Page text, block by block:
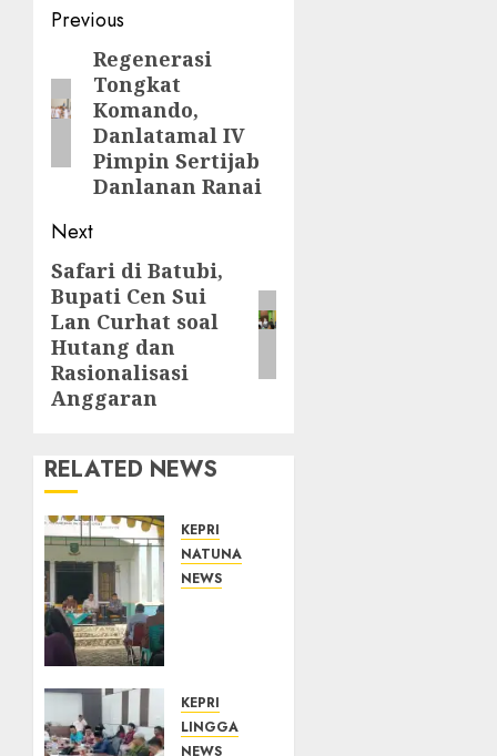
Post
navigation
Previous
Previous
post:
Regenerasi
Tongkat
Komando,
Danlatamal IV
Pimpin Sertijab
Danlanan Ranai
Next
Next
post:
Safari di Batubi,
Bupati Cen Sui
Lan Curhat soal
Hutang dan
Rasionalisasi
Anggaran
RELATED NEWS
KEPRI
NATUNA
NEWS
Kepri
Terima
KEPRI
LINGGA